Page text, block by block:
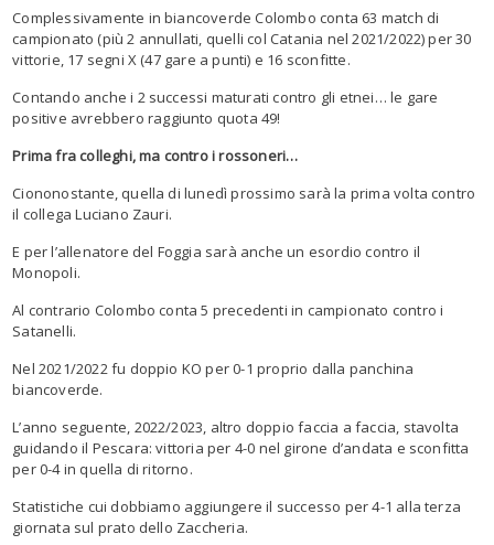
Complessivamente in biancoverde Colombo conta 63 match di
campionato (più 2 annullati, quelli col Catania nel 2021/2022) per 30
vittorie, 17 segni X (47 gare a punti) e 16 sconfitte.
Contando anche i 2 successi maturati contro gli etnei… le gare
positive avrebbero raggiunto quota 49!
Primafra colleghi,ma contro irossoneri…
Ciononostante, quella di lunedì prossimo sarà la prima volta contro
il collega Luciano Zauri.
E per l’allenatore del Foggia sarà anche un esordio contro il
Monopoli.
Al contrario Colombo conta 5 precedenti in campionato contro i
Satanelli.
Nel 2021/2022 fu doppio KO per 0-1 proprio dalla panchina
biancoverde.
L’anno seguente, 2022/2023, altro doppio faccia a faccia, stavolta
guidando il Pescara: vittoria per 4-0 nel girone d’andata e sconfitta
per 0-4 in quella di ritorno.
Statistiche cui dobbiamo aggiungere il successo per 4-1 alla terza
giornata sul prato dello Zaccheria.